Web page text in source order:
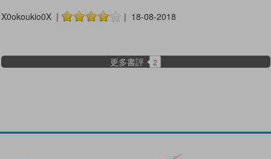
X0okoukio0X | | 18-08-2018
更多書評 2